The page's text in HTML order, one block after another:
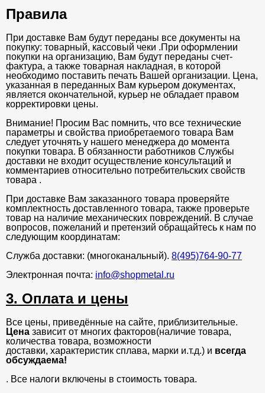
Правила
При доставке Вам будут переданы все документы на
покупку: товарный, кассовый чеки .При оформлении
покупки на организацию, Вам будут переданы счет-
фактура, а также товарная накладная, в которой
необходимо поставить печать Вашей организации. Цена,
указанная в переданных Вам курьером документах,
является окончательной, курьер не обладает правом
корректировки цены.
Внимание! Просим Вас помнить, что все технические
параметры и свойства приобретаемого товара Вам
следует уточнять у нашего менеджера до момента
покупки товара. В обязанности работников Службы
доставки не входит осуществление консультаций и
комментариев относительно потребительских свойств
товара .
При доставке Вам заказанного товара проверяйте
комплектность доставленного товара, также проверьте
товар на наличие механических повреждений. В случае
вопросов, пожеланий и претензий обращайтесь к нам по
следующим координатам:
Служба доставки: (многоканальный). 8(495)764-90-77
Электронная почта: info@shopmetal.ru
3. Оплата и цены
Все цены, приведённые на сайте, приблизительные.
Цена зависит от многих факторов(наличие товара,
количества товара, возможности
доставки, характеристик сплава, марки и.т.д.) и всегда
обсуждаема!
. Все налоги включены в стоимость товара.